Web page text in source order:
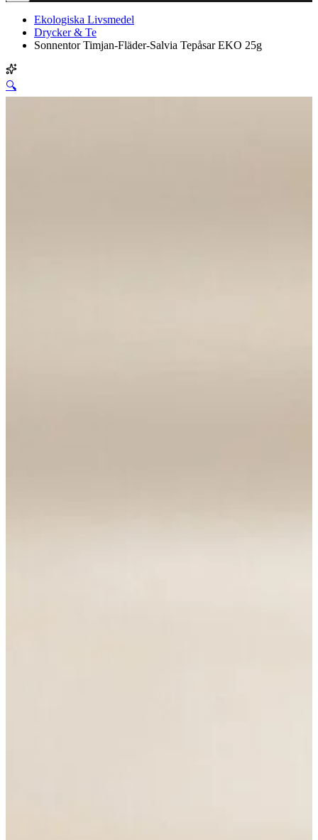
Ekologiska Livsmedel
Drycker & Te
Sonnentor Timjan-Fläder-Salvia Tepåsar EKO 25g
🔍